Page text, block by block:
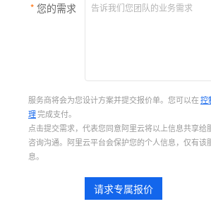
您的需求
服务商将会为您设计方案并提交报价单。您可以在控
理完成支付。
点击提交需求，代表您同意阿里云将以上信息共享给
咨询沟通。阿里云平台会保护您的个人信息，仅有该
息。
请求专属报价